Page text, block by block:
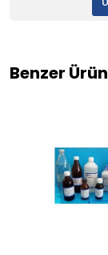
Benzer